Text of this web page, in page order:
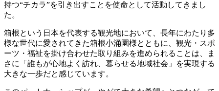
持つ“チカラ”を引き出すことを使命として活動してきまし
た。
箱根という日本を代表する観光地において、長年にわたり多
様な世代に愛されてきた箱根小涌園様とともに、観光・スポ
ーツ・福祉を掛け合わせた取り組みを進められることは、ま
さに「誰もが心地よく訪れ、暮らせる地域社会」を実現する
大きな一歩だと感じています。